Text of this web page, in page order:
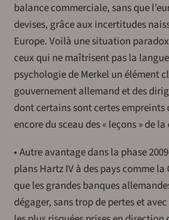
balance commerciale, sans que
devises, grâce aux incertitudes
Europe. Voilà une situation
ceux qui ne maîtrisent pas la
psychologie de Merkel un élément
gouvernement allemand et des
dont certains sont certes empreints
encore du sceau des « leçons » de
• Autre avantage dans la phase
plans Hartz IV à des pays comme
que les grandes banques
dégager, sans trop de pertes et